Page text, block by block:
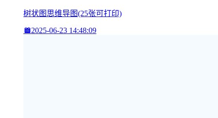
树状图思维导图(25张可打印)
2025-06-23 14:48:09